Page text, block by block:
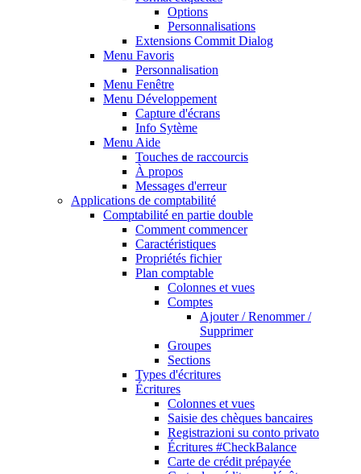
Options
Personnalisations
Extensions Commit Dialog
Menu Favoris
Personnalisation
Menu Fenêtre
Menu Développement
Capture d'écrans
Info Sytème
Menu Aide
Touches de raccourcis
À propos
Messages d'erreur
Applications de comptabilité
Comptabilité en partie double
Comment commencer
Caractéristiques
Propriétés fichier
Plan comptable
Colonnes et vues
Comptes
Ajouter / Renommer /
Supprimer
Groupes
Sections
Types d'écritures
Écritures
Colonnes et vues
Saisie des chèques bancaires
Registrazioni su conto privato
Écritures #CheckBalance
Carte de crédit prépayée